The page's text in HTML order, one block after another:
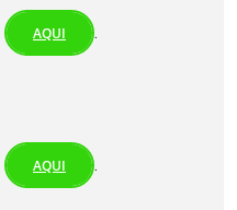
AQUI .
AQUI .